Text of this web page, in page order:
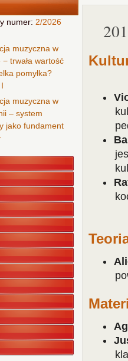
numer: 2/2026
muzyczna w
− trwała wartość
pomyłka?
muzyczna w
– system
jako fundament